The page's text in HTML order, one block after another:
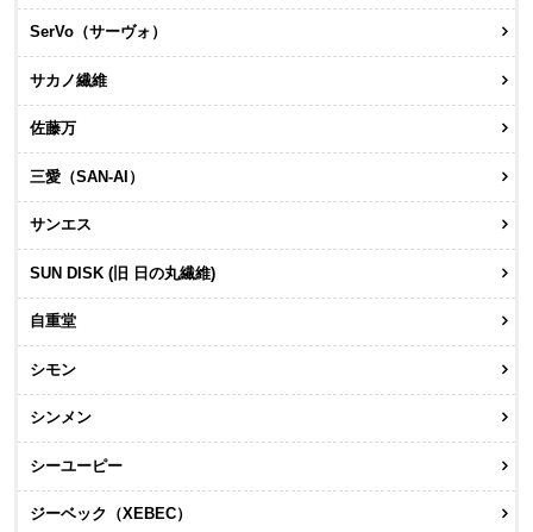
SerVo（サーヴォ）
サカノ繊維
佐藤万
三愛（SAN-AI）
サンエス
SUN DISK (旧 日の丸繊維)
自重堂
シモン
シンメン
シーユーピー
ジーベック（XEBEC）